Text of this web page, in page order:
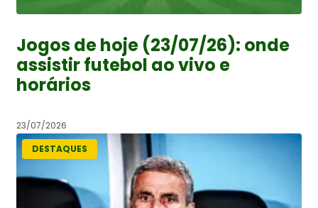
Jogos de hoje (23/07/26): onde
assistir futebol ao vivo e
horários
23/07/2026
DESTAQUES